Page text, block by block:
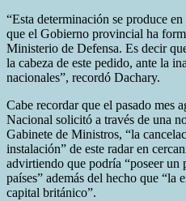
“Esta determinación se produce
que el Gobierno provincial ha
Ministerio de Defensa. Es decir
la cabeza de este pedido, ante la
nacionales”, recordó Dachary.
Cabe recordar que el pasado mes
Nacional solicitó a través de una
Gabinete de Ministros, “la
instalación” de este radar en
advirtiendo que podría “poseer un
países” además del hecho que “la
capital británico”.